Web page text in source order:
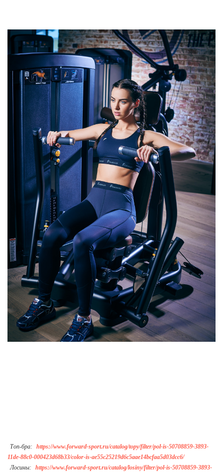
Топ-бра:
https://www.forward-sport.ru/catalog/topy/filter/pol-is-50708859-3893-
11de-88c0-000423d68b33/color-is-ae55c25219d6c5aae14bcfaa5d03dcc6/
Лосины:
https://www.forward-sport.ru/catalog/losiny/filter/pol-is-50708859-3893-